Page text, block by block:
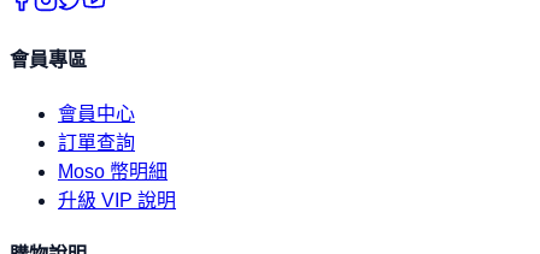
會員專區
會員中心
訂單查詢
Moso 幣明細
升級 VIP 說明